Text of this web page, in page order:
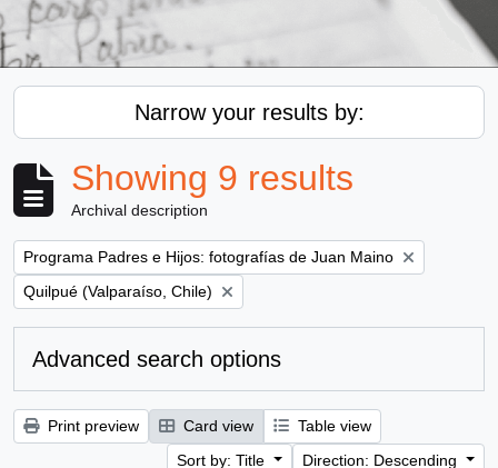
Narrow your results by:
Showing 9 results
Archival description
Remove filter:
Programa Padres e Hijos: fotografías de Juan Maino
Remove filter:
Quilpué (Valparaíso, Chile)
Advanced search options
Print preview Card view
Table view
Sort by: Title
Direction: Descending